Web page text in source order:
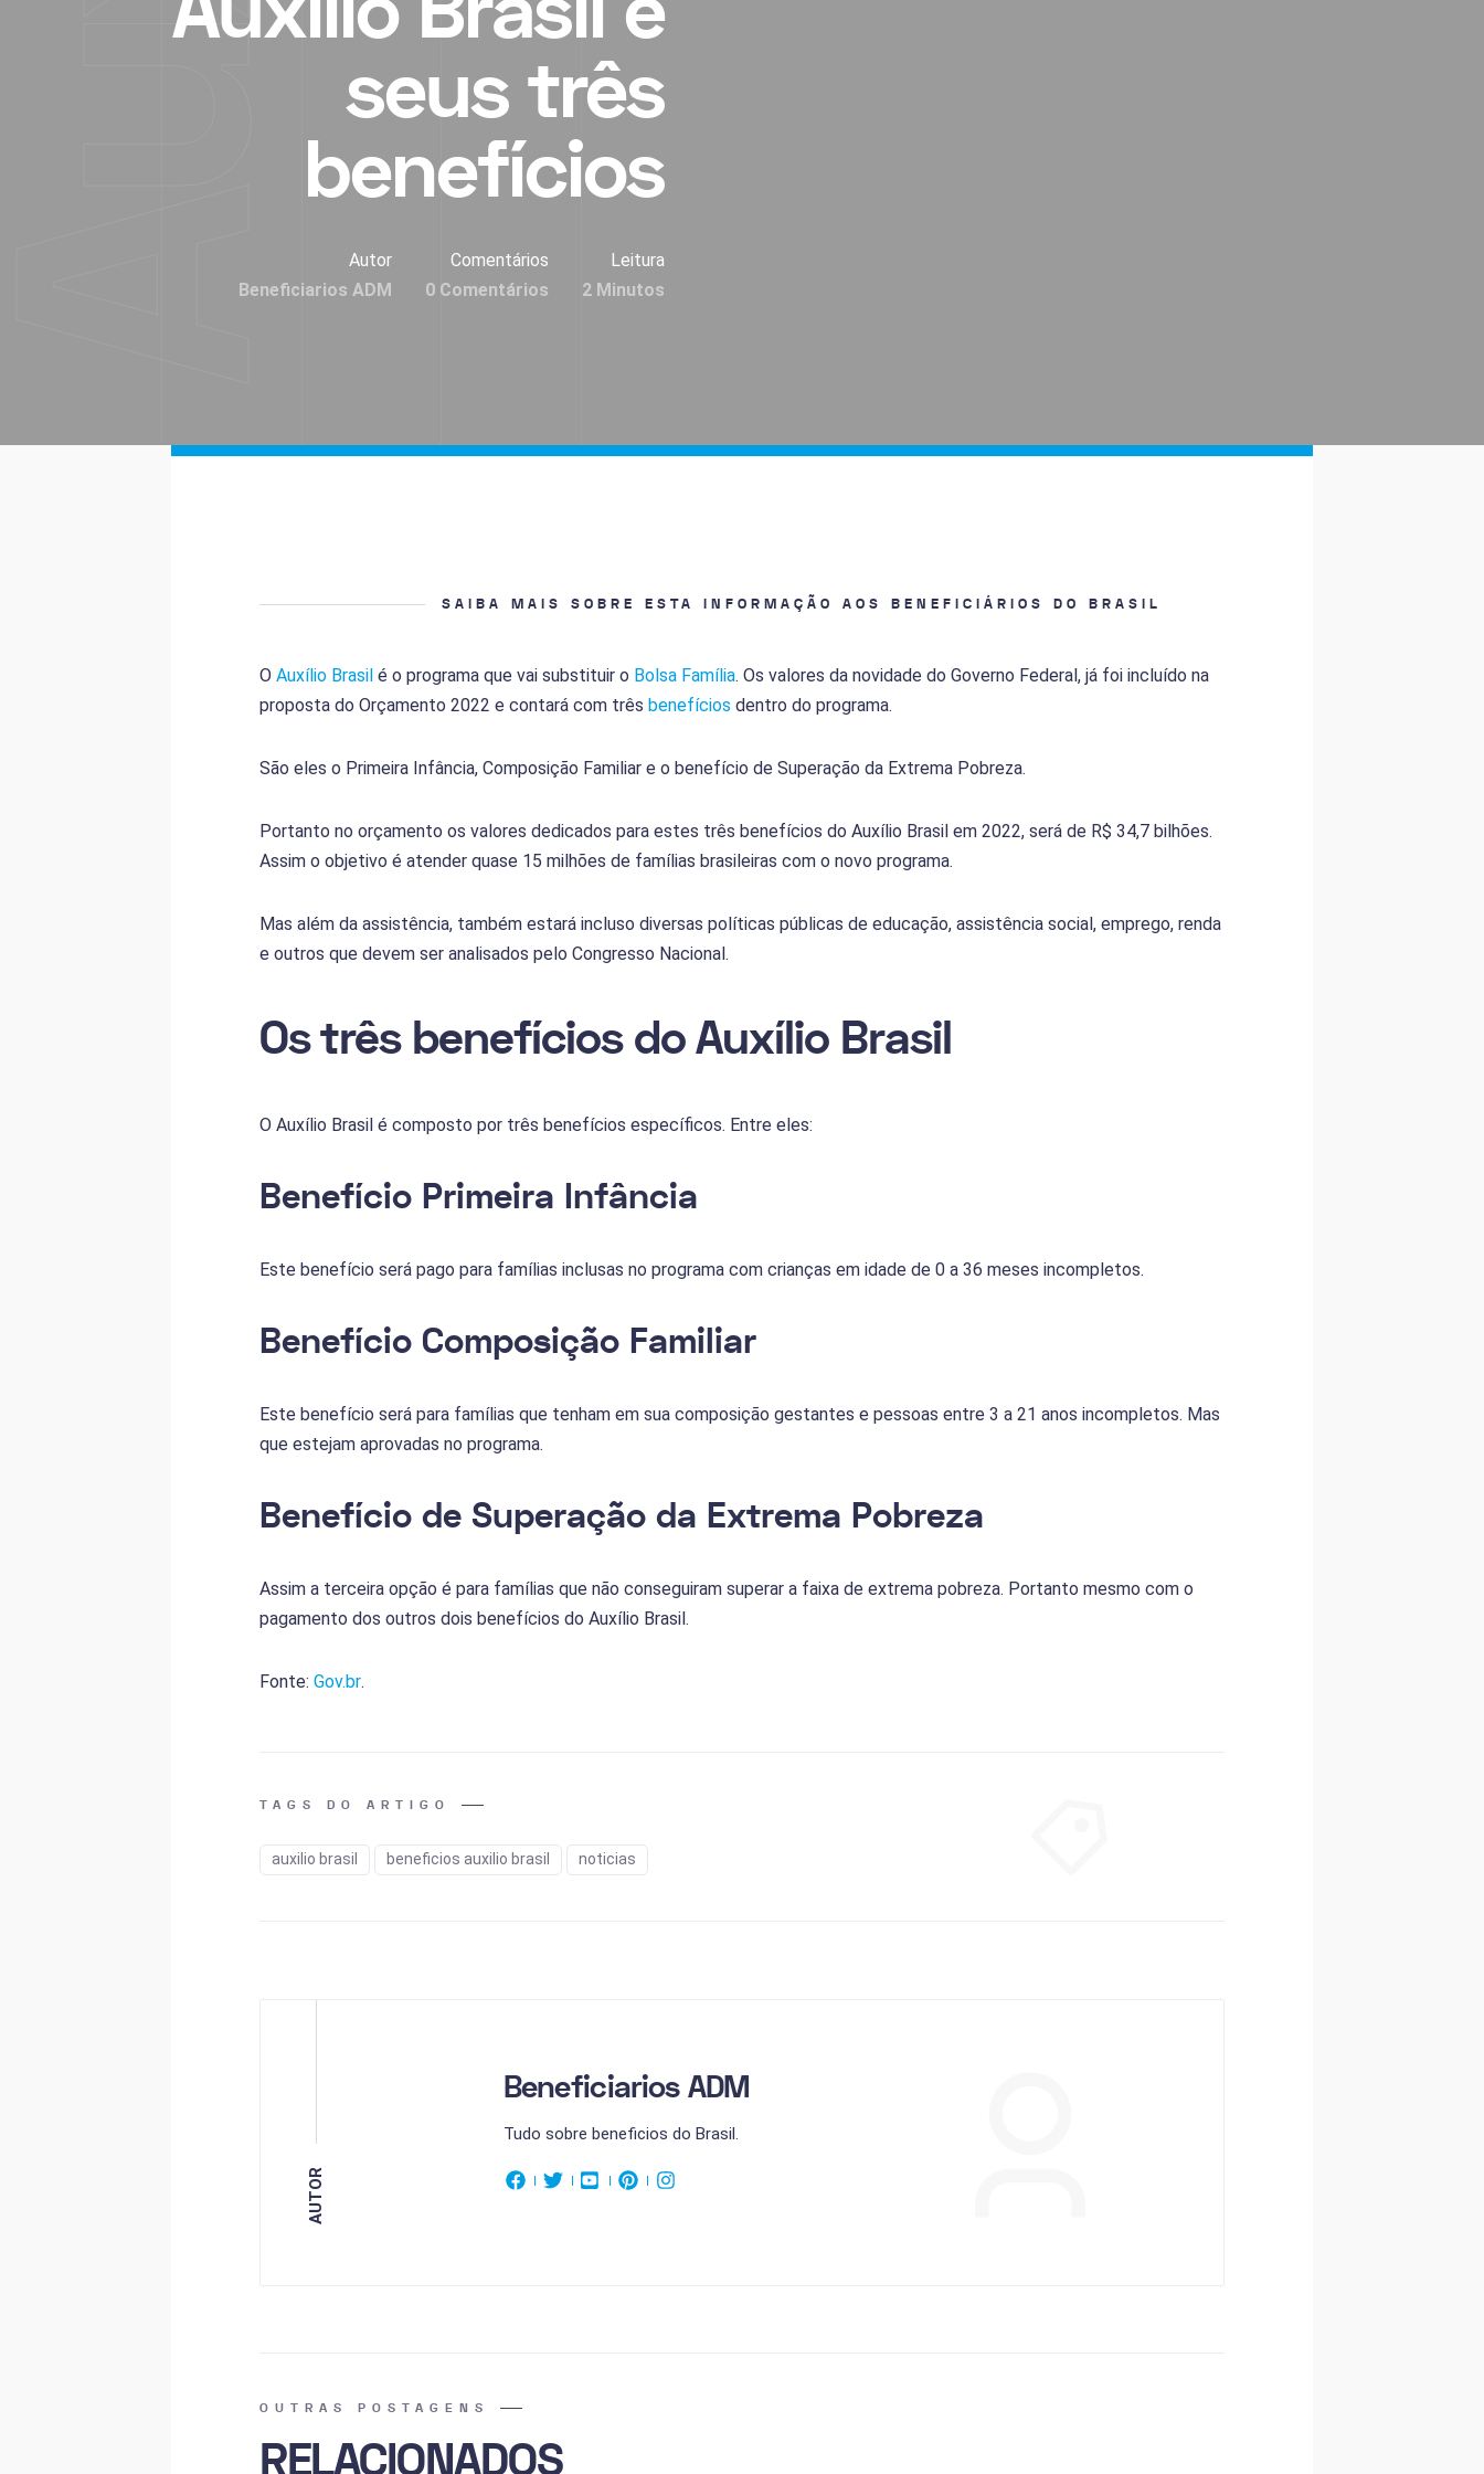
seus três
benefícios
Autor
Beneficiarios ADM
Comentários
0 Comentários
Leitura
2 Minutos
SAIBA MAIS SOBRE ESTA INFORMAÇÃO AOS BENEFICIÁRIOS DO BRASIL
O Auxílio Brasilé o programa que vai substituir o Bolsa Família. Os valores da novidade do Governo Federal, já foi incluído na
proposta do Orçamento 2022 e contará com três benefícios dentro do programa.
São eles o Primeira Infância, Composição Familiar e o benefício de Superação da Extrema Pobreza.
Portanto no orçamento os valores dedicados para estes três benefícios do Auxílio Brasil em 2022, será de R$ 34,7 bilhões.
Assim o objetivo é atender quase 15 milhões de famílias brasileiras com o novo programa.
Mas além da assistência, também estará incluso diversas políticas públicas de educação, assistência social, emprego, renda
e outros que devem ser analisados pelo Congresso Nacional.
Os três benefícios do Auxílio Brasil
O Auxílio Brasil é composto por três benefícios específicos. Entre eles:
Benefício Primeira Infância
Este benefício será pago para famílias inclusas no programa com crianças em idade de 0 a 36 meses incompletos.
Benefício Composição Familiar
Este benefício será para famílias que tenham em sua composição gestantes e pessoas entre 3 a 21 anos incompletos. Mas
que estejam aprovadas no programa.
Benefício de Superação da Extrema Pobreza
Assim a terceira opção é para famílias que não conseguiram superar a faixa de extrema pobreza. Portanto mesmo com o
pagamento dos outros dois benefícios do Auxílio Brasil.
Fonte: Gov.br.
TAGS DO ARTIGO
auxilio brasil beneficios auxilio brasil noticias
AUTOR
Beneficiarios ADM
Tudo sobre beneficios do Brasil.
OUTRAS POSTAGENS